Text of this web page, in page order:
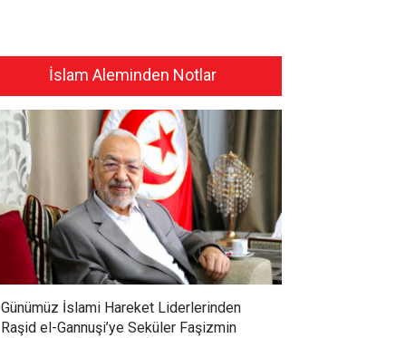
İslam Aleminden Notlar
Günümüz İslami Hareket Liderlerinden
Raşid el-Gannuşi’ye Seküler Faşizmin